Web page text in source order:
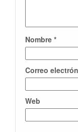
Nombre *
Correo
Web